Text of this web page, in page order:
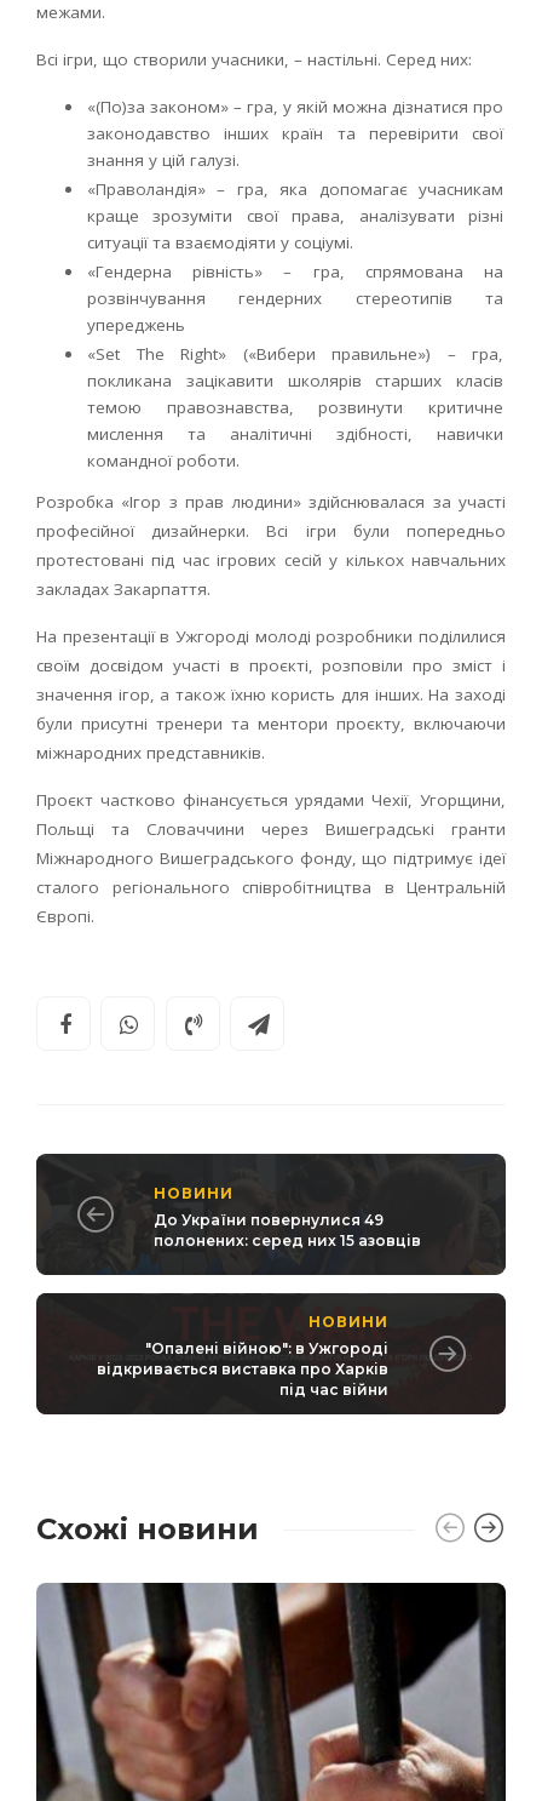
межами.
Всі ігри, що створили учасники, – настільні. Серед них:
«(По)за законом» – гра, у якій можна дізнатися про
законодавство інших країн та перевірити свої
знання у цій галузі.
«Праволандія» – гра, яка допомагає учасникам
краще зрозуміти свої права, аналізувати різні
ситуації та взаємодіяти у соціумі.
«Гендерна рівність» – гра, спрямована на
розвінчування гендерних стереотипів та
упереджень
«Set The Right» («Вибери правильне») – гра,
покликана зацікавити школярів старших класів
темою правознавства, розвинути критичне
мислення та аналітичні здібності, навички
командної роботи.
Розробка «Ігор з прав людини» здійснювалася за участі
професійної дизайнерки. Всі ігри були попередньо
протестовані під час ігрових сесій у кількох навчальних
закладах Закарпаття.
На презентації в Ужгороді молоді розробники поділилися
своїм досвідом участі в проєкті, розповіли про зміст і
значення ігор, а також їхню користь для інших. На заході
були присутні тренери та ментори проєкту, включаючи
міжнародних представників.
Проєкт частково фінансується урядами Чехії, Угорщини,
Польщі та Словаччини через Вишеградські гранти
Міжнародного Вишеградського фонду, що підтримує ідеї
сталого регіонального співробітництва в Центральній
Європі.
НОВИНИ
До України повернулися 49
полонених: серед них 15 азовців
НОВИНИ
"Опалені війною": в Ужгороді
відкривається виставка про Харків
під час війни
Схожі новини